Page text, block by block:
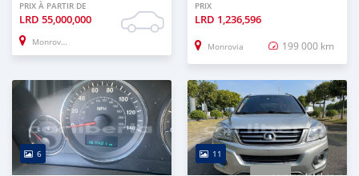
PRIX À PARTIR DE
LRD 55,000,000
Monrovia
PRIX
LRD 1,236,596
Monrovia 199 000 km
6 11